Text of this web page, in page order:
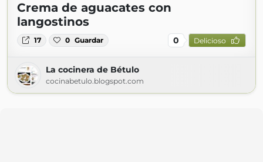
Crema de aguacates con
langostinos
17 0 Guardar 0 Delicioso
La cocinera de Bétulo
cocinabetulo.blogspot.com